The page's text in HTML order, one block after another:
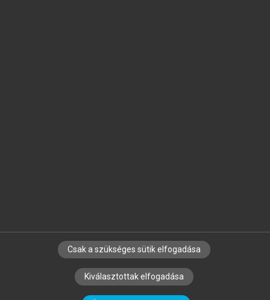
SZERZŐKNEK CÉGEKNEK KÖNYVTÁROSOKNAK
SZERKESZTÉSI ÉS LEKTORÁLÁSI ALAPELVEK
Csak a szükséges sütik elfogadása
Kiválasztottak elfogadása